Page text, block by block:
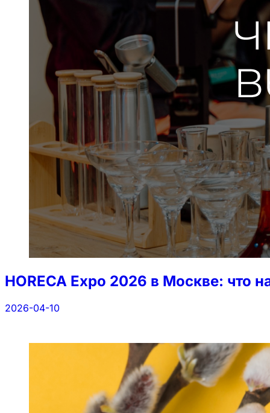
HORECA Expo 2026 в Москве: что
2026-04-10